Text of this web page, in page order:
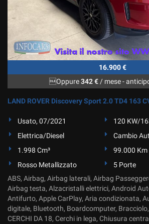
16.900 €
Oppure342 €/ mese-
LAND ROVER Discovery Sport 2.0 TD4 163
Usato, 07/2021
120 KW/
Elettrica/Diesel
Cambio
1.998 Cm³
99.000 Km
Rosso Metallizzato
5 Porte
ABS, Airbag, Airbag laterali, Airbag
Airbag testa, Alzacristalli elettrici, Android
Antifurto, Apple CarPlay, Aria condizionata,
digitale, Bluetooth, Boardcomputer,
CERCHI DA 18, Cerchi in lega, Chiusura
Cookie necessari
Cookie delle preferenze
Cookie per il miglioramento
Cookie analitici
Cookie di marketing
Leggi
la
cookie
policy